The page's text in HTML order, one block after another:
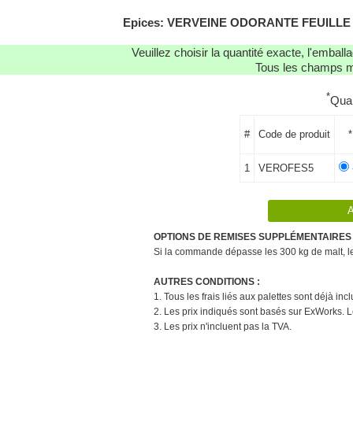
Epices: VERVEINE ODORANTE
Veuillez choisir la quantité exacte,
Tous les champs
*
# Code de produit
1 VEROFES5
OPTIONS DE REMISES SUPPLÉMENTAIRES
Si la commande dépasse les 300 kg de malt,
AUTRES CONDITIONS :
1. Tous les frais liés aux palettes sont déjà
2. Les prix indiqués sont basés sur ExWorks.
3. Les prix n'incluent pas la TVA.